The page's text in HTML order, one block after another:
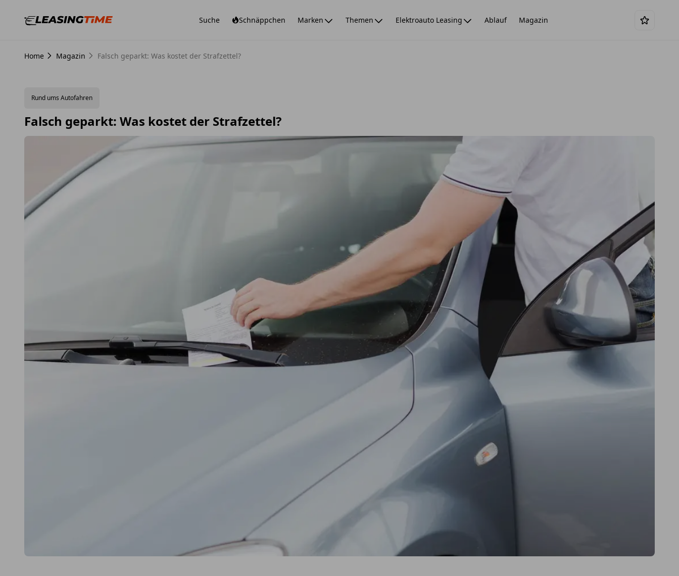
Suche Schnäppchen Marken Themen Elektroauto Leasing Ablauf Magazin
Home Magazin Falsch geparkt: Was kostet der Strafzettel?
Rund ums Autofahren
Falsch geparkt: Was kostet der Strafzettel?